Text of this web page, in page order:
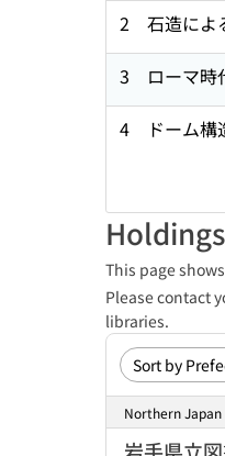
2 石造によ
3 ローマ時
4 ドーム構
This page
Please contact
libraries.
Northern Japan